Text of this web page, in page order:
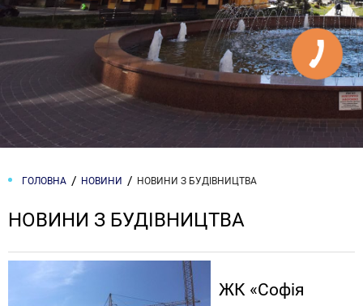
ГОЛОВНА НОВИНИ НОВИНИ З БУДІВНИЦТВА
НОВИНИ З БУДІВНИЦТВА
ЖК «Софія